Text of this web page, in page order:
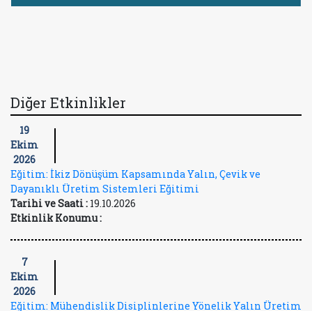
Diğer Etkinlikler
19
Ekim
2026
Eğitim: İkiz Dönüşüm Kapsamında Yalın, Çevik ve
Dayanıklı Üretim Sistemleri Eğitimi
Tarihi ve Saati : 19.10.2026
Etkinlik Konumu :
7
Ekim
2026
Eğitim: Mühendislik Disiplinlerine Yönelik Yalın Üretim